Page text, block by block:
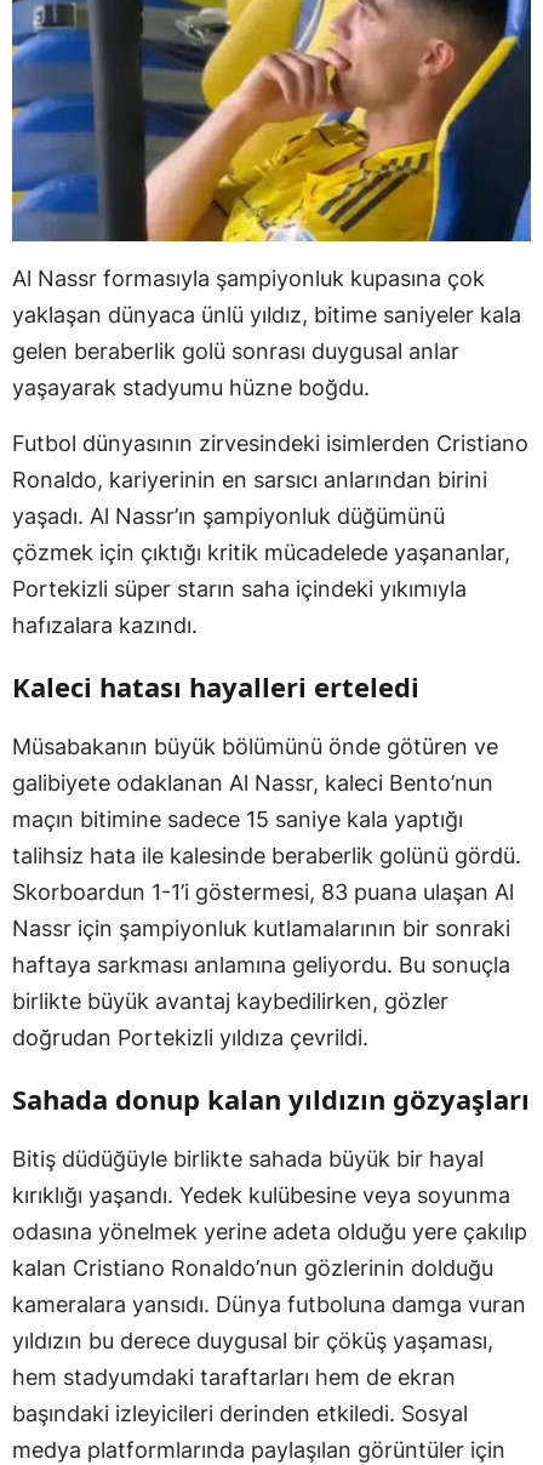
Al Nassr formasıyla şampiyonluk kupasına çok
yaklaşan dünyaca ünlü yıldız, bitime saniyeler kala
gelen beraberlik golü sonrası duygusal anlar
yaşayarak stadyumu hüzne boğdu.
Futbol dünyasının zirvesindeki isimlerden Cristiano
Ronaldo, kariyerinin en sarsıcı anlarından birini
yaşadı. Al Nassr’ın şampiyonluk düğümünü
çözmek için çıktığı kritik mücadelede yaşananlar,
Portekizli süper starın saha içindeki yıkımıyla
hafızalara kazındı.
Kaleci hatası hayalleri erteledi
Müsabakanın büyük bölümünü önde götüren ve
galibiyete odaklanan Al Nassr, kaleci Bento’nun
maçın bitimine sadece 15 saniye kala yaptığı
talihsiz hata ile kalesinde beraberlik golünü gördü.
Skorboardun 1-1’i göstermesi, 83 puana ulaşan Al
Nassr için şampiyonluk kutlamalarının bir sonraki
haftaya sarkması anlamına geliyordu. Bu sonuçla
birlikte büyük avantaj kaybedilirken, gözler
doğrudan Portekizli yıldıza çevrildi.
Sahada donup kalan yıldızın gözyaşları
Bitiş düdüğüyle birlikte sahada büyük bir hayal
kırıklığı yaşandı. Yedek kulübesine veya soyunma
odasına yönelmek yerine adeta olduğu yere çakılıp
kalan Cristiano Ronaldo’nun gözlerinin dolduğu
kameralara yansıdı. Dünya futboluna damga vuran
yıldızın bu derece duygusal bir çöküş yaşaması,
hem stadyumdaki taraftarları hem de ekran
başındaki izleyicileri derinden etkiledi. Sosyal
medya platformlarında paylaşılan görüntüler için